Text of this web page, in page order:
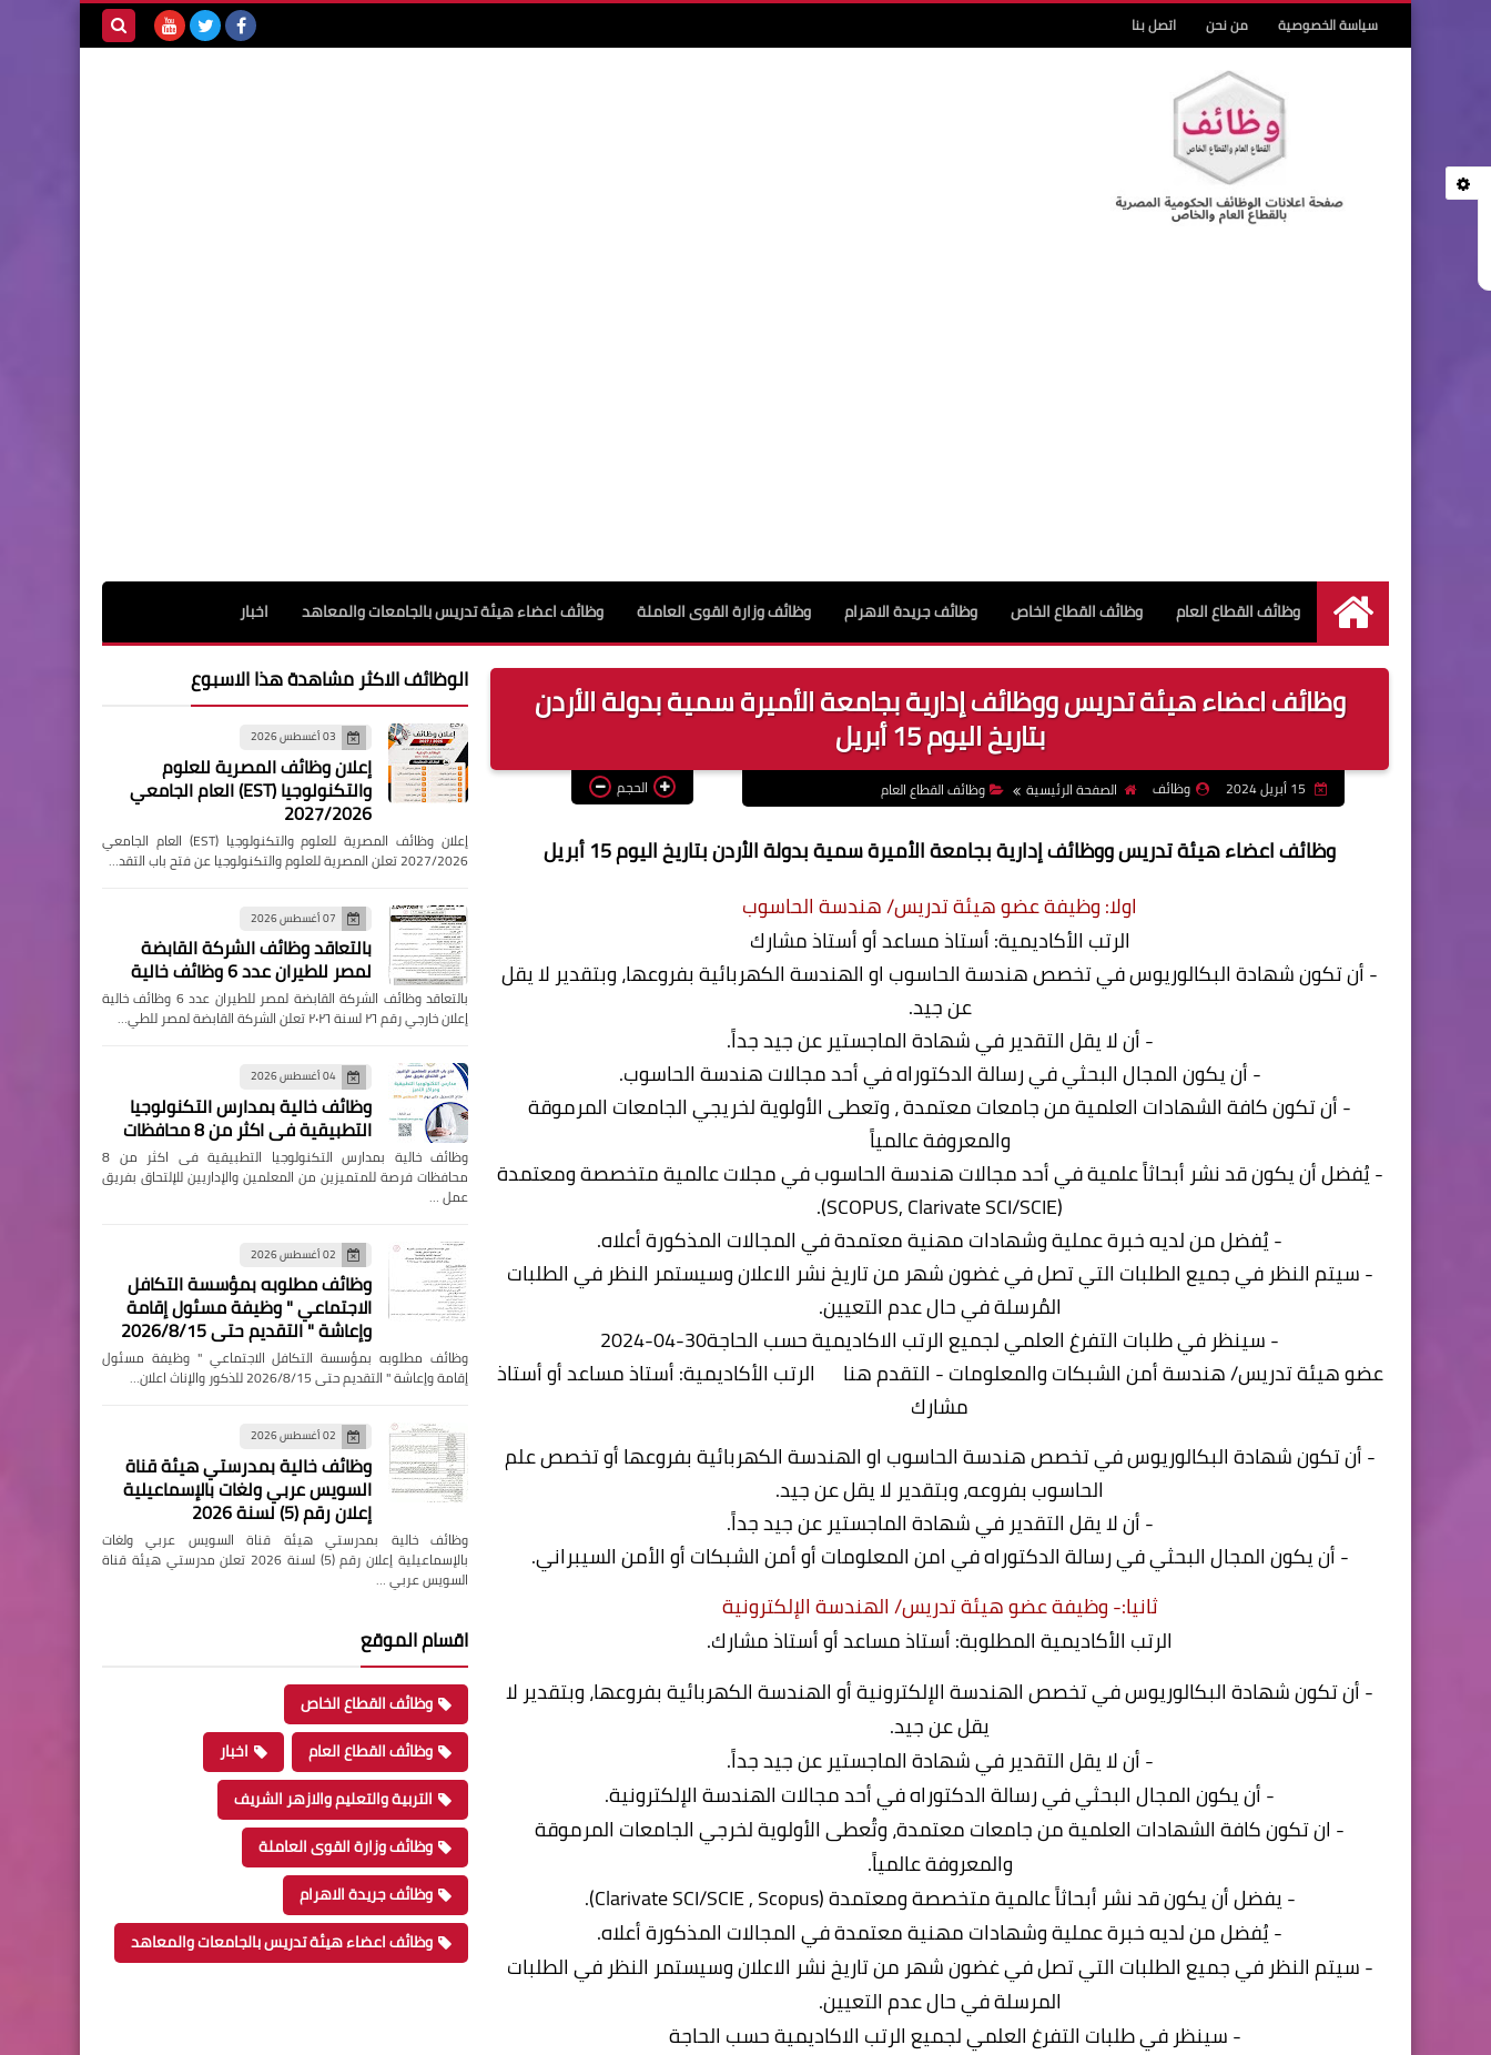
سياسة الخصوصية من نحن اتصل بنا
الرئيسية
وظائف القطاع العام وظائف القطاع الخاص وظائف جريدة الاهرام وظائف وزارة القوى العاملة وظائف اعضاء هيئة تدريس بالجامعات والمعاهد اخبار
وظائف اعضاء هيئة تدريس ووظائف إدارية بجامعة الأميرة سمية بدولة الأردن
بتاريخ اليوم 15 أبريل
وظائف الصفحة الرئيسية وظائف القطاع العام الحجم
وظائف اعضاء هيئة تدريس ووظائف إدارية بجامعة الأميرة سمية بدولة الأردن بتاريخ اليوم 15 أبريل
اولا: وظيفة عضو هيئة تدريس/ هندسة الحاسوب
الرتب الأكاديمية: أستاذ مساعد أو أستاذ مشارك
- أن تكون شهادة البكالوريوس في تخصص هندسة الحاسوب او الهندسة الكهربائية بفروعها، وبتقدير لا يقل
عن جيد.
- أن لا يقل التقدير في شهادة الماجستير عن جيد جداً.
- أن يكون المجال البحثي في رسالة الدكتوراه في أحد مجالات هندسة الحاسوب.
- أن تكون كافة الشهادات العلمية من جامعات معتمدة ، وتعطى الأولوية لخريجي الجامعات المرموقة
والمعروفة عالمياً
- يُفضل أن يكون قد نشر أبحاثاً علمية في أحد مجالات هندسة الحاسوب في مجلات عالمية متخصصة ومعتمدة
(SCOPUS, Clarivate SCI/SCIE).
- يُفضل من لديه خبرة عملية وشهادات مهنية معتمدة في المجالات المذكورة أعلاه.
- سيتم النظر في جميع الطلبات التي تصل في غضون شهر من تاريخ نشر الاعلان وسيستمر النظر في الطلبات
المُرسلة في حال عدم التعيين.
- سينظر في طلبات التفرغ العلمي لجميع الرتب الاكاديمية حسب الحاجة30-04-2024
عضو هيئة تدريس/ هندسة أمن الشبكات والمعلومات - التقدم هنا
الرتب الأكاديمية: أستاذ مساعد أو أستاذ
مشارك
- أن تكون شهادة البكالوريوس في تخصص هندسة الحاسوب او الهندسة الكهربائية بفروعها أو تخصص علم
الحاسوب بفروعه، وبتقدير لا يقل عن جيد.
- أن لا يقل التقدير في شهادة الماجستير عن جيد جداً.
- أن يكون المجال البحثي في رسالة الدكتوراه في امن المعلومات أو أمن الشبكات أو الأمن السيبراني.
ثانيا:- وظيفة عضو هيئة تدريس/ الهندسة الإلكترونية
الرتب الأكاديمية المطلوبة: أستاذ مساعد أو أستاذ مشارك.
- أن تكون شهادة البكالوريوس في تخصص الهندسة الإلكترونية أو الهندسة الكهربائية بفروعها، وبتقدير لا
يقل عن جيد.
- أن لا يقل التقدير في شهادة الماجستير عن جيد جداً.
- أن يكون المجال البحثي في رسالة الدكتوراه في أحد مجالات الهندسة الإلكترونية.
- ان تكون كافة الشهادات العلمية من جامعات معتمدة، وتُعطى الأولوية لخرجي الجامعات المرموقة
والمعروفة عالمياً.
- يفضل أن يكون قد نشر أبحاثاً عالمية متخصصة ومعتمدة (Clarivate SCI/SCIE , Scopus).
- يُفضل من لديه خبرة عملية وشهادات مهنية معتمدة في المجالات المذكورة أعلاه.
- سيتم النظر في جميع الطلبات التي تصل في غضون شهر من تاريخ نشر الاعلان وسيستمر النظر في الطلبات
المرسلة في حال عدم التعيين.
- سينظر في طلبات التفرغ العلمي لجميع الرتب الاكاديمية حسب الحاجة
الوظائف الاكثر مشاهدة هذا الاسبوع
03 أغسطس 2026
إعلان وظائف المصرية للعلوم
والتكنولوجيا (EST) العام الجامعي
2027/2026
إعلان وظائف المصرية للعلوم والتكنولوجيا (EST) العام الجامعي
2027/2026 تعلن المصرية للعلوم والتكنولوجيا عن فتح باب التقد…
07 أغسطس 2026
بالتعاقد وظائف الشركة القابضة
لمصر للطيران عدد 6 وظائف خالية
بالتعاقد وظائف الشركة القابضة لمصر للطيران عدد 6 وظائف خالية
إعلان خارجي رقم ٢٦ لسنة ٢٠٢٦ تعلن الشركة القابضة لمصر للطي…
04 أغسطس 2026
وظائف خالية بمدارس التكنولوجيا
التطبيقية فى اكثر من 8 محافظات
وظائف خالية بمدارس التكنولوجيا التطبيقية فى اكثر من 8
محافظات فرصة للمتميزين من المعلمين والإداريين للإلتحاق بفريق
عمل …
02 أغسطس 2026
وظائف مطلوبه بمؤسسة التكافل
الاجتماعي " وظيفة مسئول إقامة
وإعاشة " التقديم حتى 2026/8/15
وظائف مطلوبه بمؤسسة التكافل الاجتماعي " وظيفة مسئول
إقامة وإعاشة " التقديم حتى 2026/8/15 للذكور والإناث اعلان…
02 أغسطس 2026
وظائف خالية بمدرستي هيئة قناة
السويس عربي ولغات بالإسماعيلية
إعلان رقم (5) لسنة 2026
وظائف خالية بمدرستي هيئة قناة السويس عربي ولغات
بالإسماعيلية إعلان رقم (5) لسنة 2026 تعلن مدرستي هيئة قناة
السويس عربي …
اقسام الموقع
وظائف القطاع الخاص
وظائف القطاع العام
اخبار
التربية والتعليم والازهر الشريف
وظائف وزارة القوى العاملة
وظائف جريدة الاهرام
وظائف اعضاء هيئة تدريس بالجامعات والمعاهد